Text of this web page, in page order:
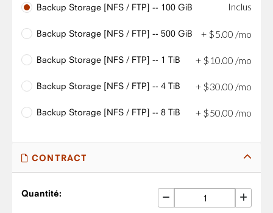
Backup Storage [NFS / FTP] -- 100 GiB
Inclus
Backup Storage [NFS / FTP] -- 500 GiB + $5.00 /mo
Backup Storage [NFS / FTP] -- 1 TiB + $ 10.00 /mo
Backup Storage [NFS / FTP] -- 4 TiB + $30.00 /mo
Backup Storage [NFS / FTP] -- 8 TiB + $50 00 /mo
CONTRACT
Quantité: